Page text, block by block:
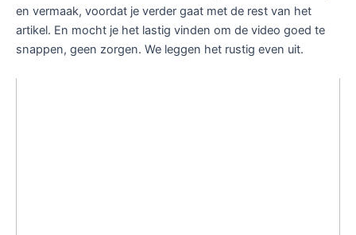
en vermaak, voordat je verder gaat met de rest van het
artikel. En mocht je het lastig vinden om de video goed te
snappen, geen zorgen. We leggen het rustig even uit.